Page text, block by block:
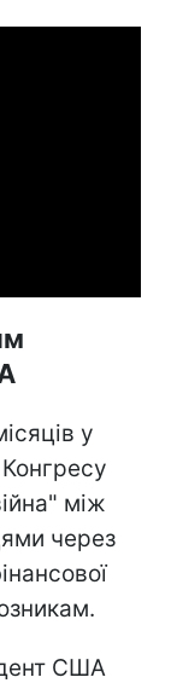
у
Конгресу
між
через
США